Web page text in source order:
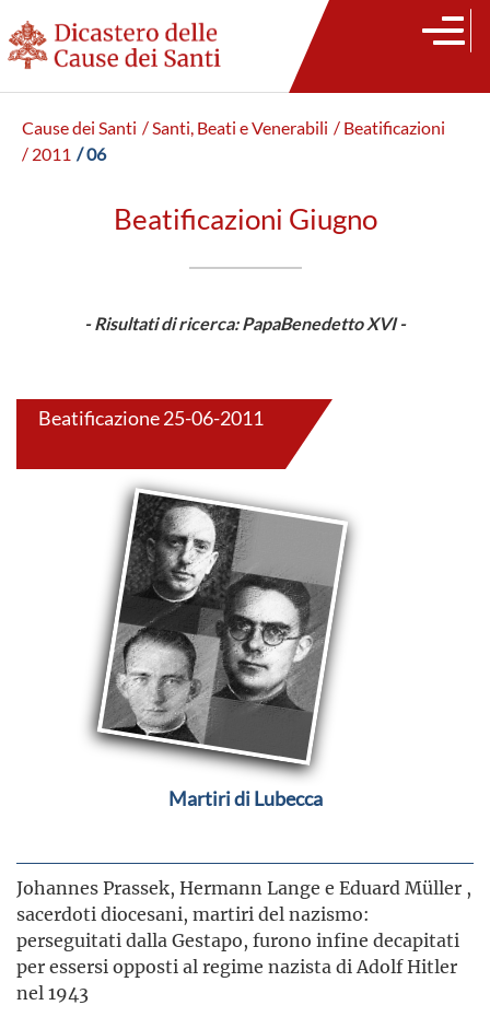
Cause dei Santi / Santi, Beati e Venerabili / Beatificazioni
/ 2011 / 06
Beatificazioni Giugno
- Risultati di ricerca: PapaBenedetto XVI -
Beatificazione 25-06-2011
Martiri di Lubecca
Johannes Prassek, Hermann Lange e Eduard Müller ,
sacerdoti diocesani, martiri del nazismo:
perseguitati dalla Gestapo, furono infine decapitati
per essersi opposti al regime nazista di Adolf Hitler
nel 1943